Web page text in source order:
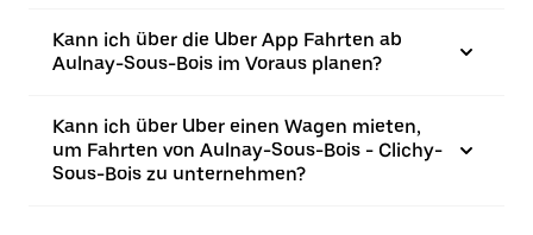
Kann ich über die Uber App Fahrten ab
Aulnay-Sous-Bois im Voraus planen?
Kann ich über Uber einen Wagen mieten,
um Fahrten von Aulnay-Sous-Bois - Clichy-
Sous-Bois zu unternehmen?